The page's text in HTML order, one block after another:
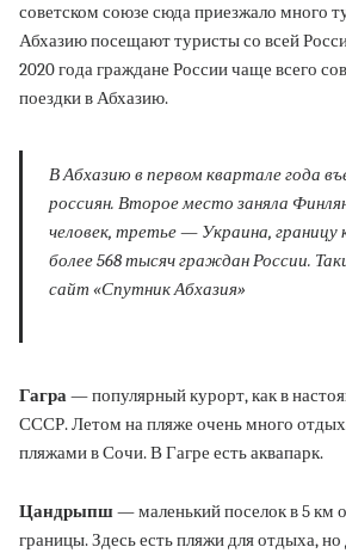
советском союзе сюда приезжало много
Абхазию посещают туристы со всей
2020 года граждане России чаще всего
поездки в Абхазию.
В Абхазию в первом квартале года
россиян. Второе место заняла
человек, третье — Украина, границу
более 568 тысяч граждан России.
сайт «Спутник Абхазия»
Гагра— популярный курорт, как в
СССР. Летом на пляже очень много
пляжами в Сочи. В Гагре есть аквапарк.
Цандрыпш— маленький поселок в 5 км
границы. Здесь есть пляжи для отдыха,